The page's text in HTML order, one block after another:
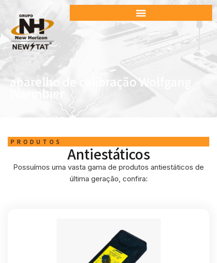
aparelho de calibração Wolfgang
Warmbier
PRODUTOS
Antiestáticos
Possuímos uma vasta gama de produtos antiestáticos de
última geração, confira: